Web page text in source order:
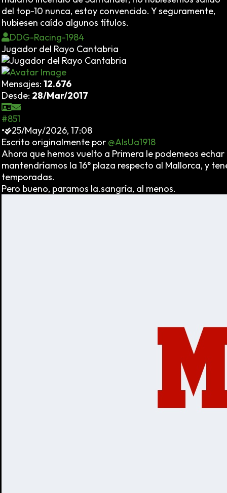
del top-10 nunca, estoy convencido. Y seguramente,
hubiesen caído algunos títulos.
DDG-Racing-1984
Jugador del Rayo Cantabria
Mensajes: 12.676
Desde: 28/Mar/2017
#851
•
25/May/2026, 17:08
Escrito originalmente por @AlsUa1918
Ahora que hemos vuelto a Primera le podemeos
mantendríamos la 16° plaza respecto al Mallorca, y
temporadas.
Pero bueno, paramos la.sangría, al menos.